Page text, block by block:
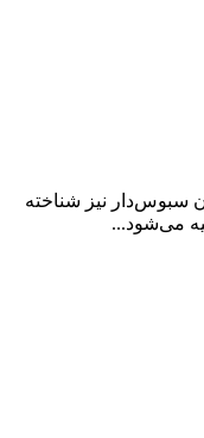
سبوس‌دار نیز شناخته
می‌شود...